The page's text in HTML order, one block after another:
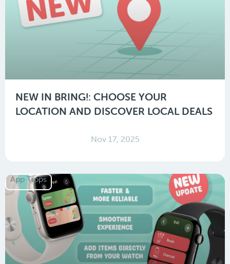
NEW IN BRING!: CHOOSE YOUR
LOCATION AND DISCOVER LOCAL DEALS
Nov 17, 2025
App Tipps